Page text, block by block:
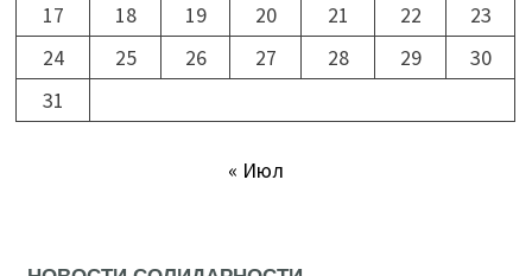
17
18 19 20 21 22
23
24
25 26 27 28 29
30
31
« Июл